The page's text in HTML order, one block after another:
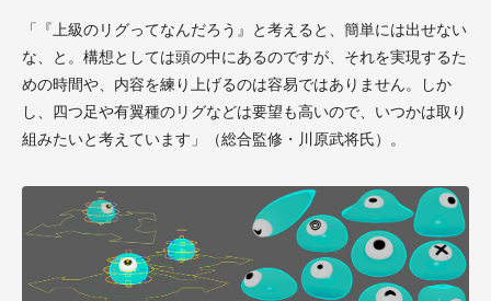
「『上級のリグってなんだろう』と考えると、簡単には出せない
な、と。構想としては頭の中にあるのですが、それを実現するた
めの時間や、内容を練り上げるのは容易ではありません。しか
し、四つ足や有翼種のリグなどは要望も高いので、いつかは取り
組みたいと考えています」（総合監修・川原武将氏）。